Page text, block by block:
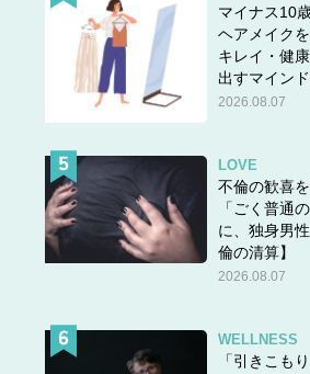
PPボックスはモデム類を隠す収納に
部を小さくカットして穴を作って配
マイナス10
ヘアメイク
キレイ・健
出すマイン
2026.08.07
LOVE
不倫の歓喜
「ごく普通
に、独身男
倫の清算】
2026.08.07
WELLNESS
「引きこも